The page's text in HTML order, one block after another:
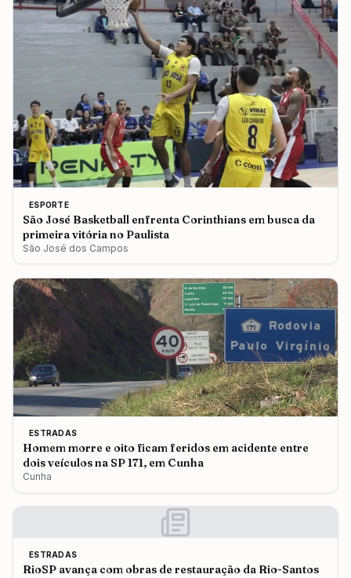
ESPORTE
São José Basketball enfrenta Corinthians em busca da
primeira vitória no Paulista
São José dos Campos
ESTRADAS
Homem morre e oito ficam feridos em acidente entre
dois veículos na SP 171, em Cunha
Cunha
ESTRADAS
RioSP avança com obras de restauração da Rio-Santos